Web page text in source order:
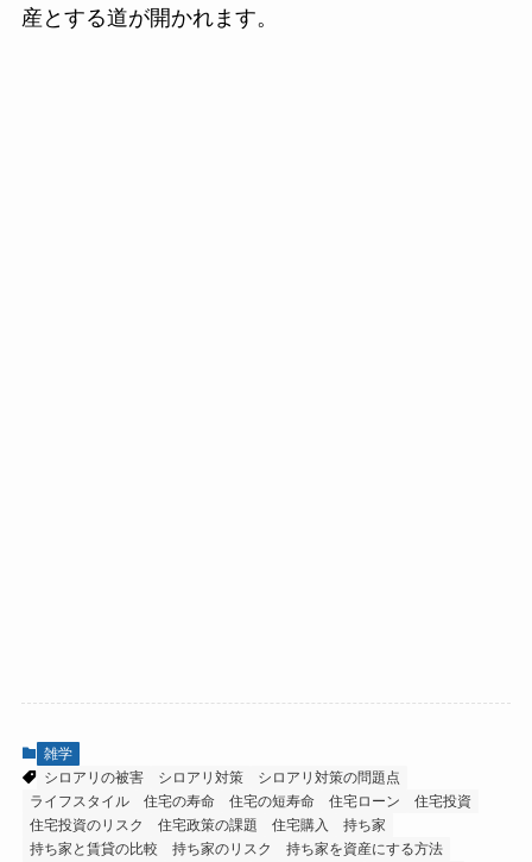
産とする道が開かれます。
雑学
シロアリの被害
シロアリ対策
シロアリ対策の問題点
ライフスタイル
住宅の寿命 住宅の短寿命 住宅ローン
住宅投資
住宅投資のリスク
住宅政策の課題 住宅購入
持ち家
持ち家と賃貸の比較
持ち家のリスク
持ち家を資産にする方法